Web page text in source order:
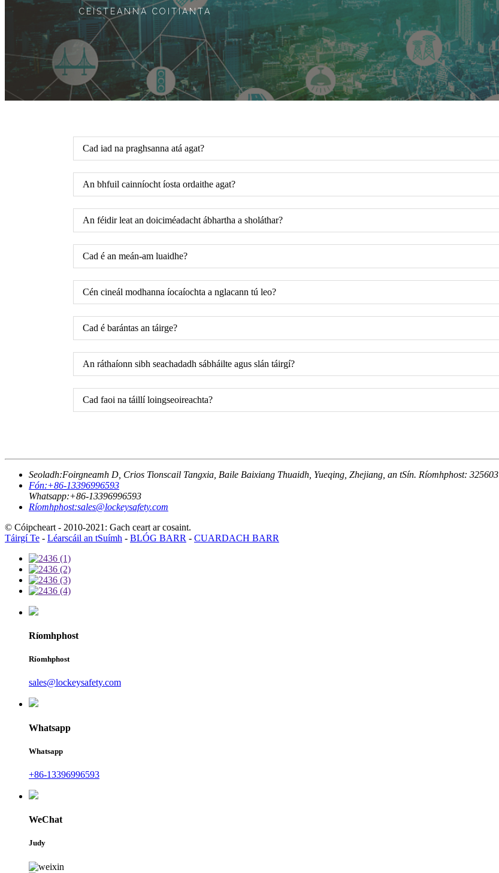
CEISTEANNA COITIANTA
Cad iad na praghsanna atá agat?
An bhfuil cainníocht íosta ordaithe agat?
An féidir leat an doiciméadacht ábhartha a sholáthar?
Cad é an meán-am luaidhe?
Cén cineál modhanna íocaíochta a nglacann tú leo?
Cad é barántas an táirge?
An ráthaíonn sibh seachadadh sábháilte agus slán táirgí?
Cad faoi na táillí loingseoireachta?
Seoladh:Foirgneamh D, Crios Tionscail Tangxia, Baile Baixiang Thuaidh, Yueqing, Zhejiang, an tSín. Ríomhphost: 325603
Fón:+86-13396996593
Whatsapp:+86-13396996593
Ríomhphost:sales@lockeysafety.com
© Cóipcheart - 2010-2021: Gach ceart ar cosaint.
Táirgí Te - Léarscáil an tSuímh - BLÓG BARR - CUARDACH BARR
Ríomhphost
Ríomhphost
sales@lockeysafety.com
Whatsapp
Whatsapp
+86-13396996593
WeChat
Judy